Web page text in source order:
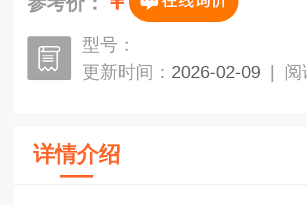
型号：
更新时间： 2026-02-09 | 阅
详情介绍